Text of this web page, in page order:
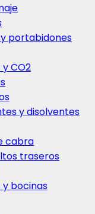
y portabidones
CO2
y disolventes
cabra
traseros
y bocinas